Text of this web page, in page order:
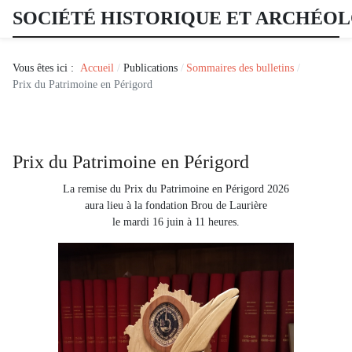
SOCIÉTÉ HISTORIQUE ET
Vous êtes ici : Accueil Publications
Sommaires des bulletins
Prix du Patrimoine en Périgord
Prix du Patrimoine en Périgord
La remise du Prix du Patrimoine en Périgord 2026
aura lieu à la fondation Brou de Laurière
le mardi 16 juin à 11 heures.